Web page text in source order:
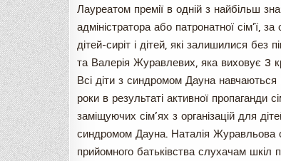
Лауреатом премії в одній з найбільш
адміністратора або патронатної сім’ї,
дітей-сиріт і дітей, які залишилися без
та Валерія Журавлевих, яка виховує 3
Всі діти з синдромом Дауна
роки в результаті активної
заміщуючих сім’ях з організацій для
синдромом Дауна. Наталія Журавльова
прийомного батьківства слухачам шкіл